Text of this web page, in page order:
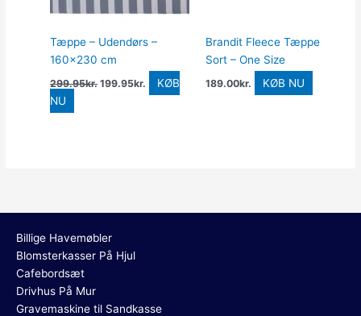
Tæppe – Udendørs –
160×230 cm
299.95kr. 199.95kr.
KØB
NU
Brandit Fleece Tæppe
Sort – One Size
189.00kr. KØB NU
Billige Havemøbler
Blomsterkasser På Hjul
Cafebordsæt
Drivhus På Mur
Gravemaskine til Sandkasse